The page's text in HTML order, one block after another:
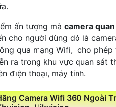
ấn tượng mà camera
cho người dùng đó là
qua mạng Wifi, cho
ra trong khu vực quan sát
điện thoại, máy tính.
Camera Wifi 360 Ngoài